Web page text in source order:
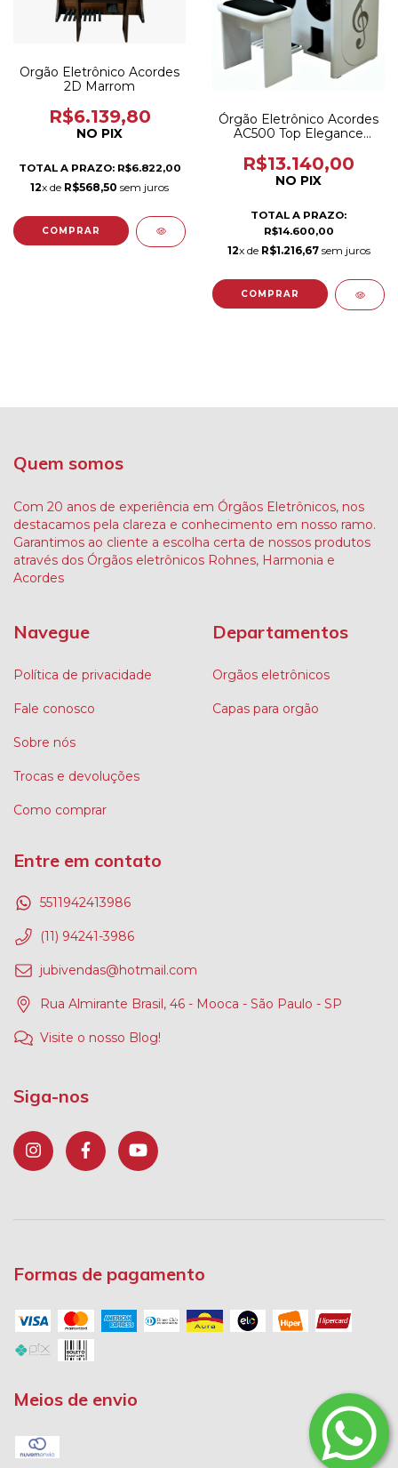
Orgão Eletrônico Acordes
2D Marrom
R$6.139,80
NO PIX
TOTAL A PRAZO: R$6.822,00
12x de R$568,50 sem juros
Órgão Eletrônico Acordes
AC500 Top Elegance
R$13.140,00
NO PIX
TOTAL A PRAZO:
R$14.600,00
12x de R$1.216,67sem juros
Quem somos
Com 20 anos de experiência em Órgãos Eletrônicos, nos
destacamos pela clareza e conhecimento em nosso ramo.
Garantimos ao cliente a escolha certa de nossos produtos
através dos Órgãos eletrônicos Rohnes, Harmonia e
Acordes
Navegue
Política de privacidade
Fale conosco
Sobre nós
Trocas e devoluções
Como comprar
Departamentos
Orgãos eletrônicos
Capas para orgão
Entre em contato
5511942413986
(11) 94241-3986
jubivendas@hotmail.com
Rua Almirante Brasil, 46 - Mooca - São Paulo - SP
Visite o nosso Blog!
Siga-nos
Formas de pagamento
Meios de envio